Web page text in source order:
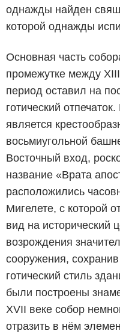
однажды найден
которой однажды
Основная часть
промежутке между
период оставил на
готический
является
восьмиугольной
Восточный вход,
название «Врата
расположились
Мигелете, с которой
вид на исторический
возрождения
сооружения,
готический стиль
были построены
XVII веке собор
отразить в нём